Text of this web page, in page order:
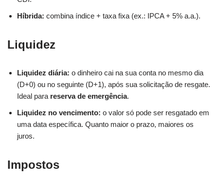
Híbrida: combina índice + taxa fixa (ex.: IPCA + 5% a.a.).
Liquidez
Liquidez diária: o dinheiro cai na sua conta no mesmo dia
(D+0) ou no seguinte (D+1), após sua solicitação de resgate.
Ideal para reserva de emergência.
Liquidez no vencimento: o valor só pode ser resgatado em
uma data específica. Quanto maior o prazo, maiores os
juros.
Impostos